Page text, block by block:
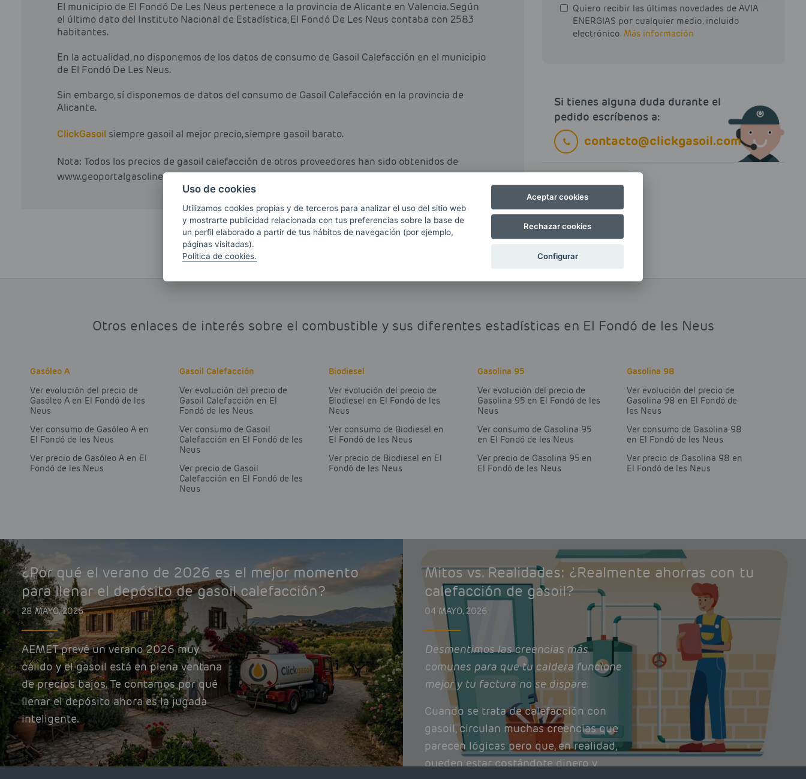
El municipio de El Fondó De Les Neus pertenece a la provincia de Alicante en Valencia. Según
el último dato del Instituto Nacional de Estadística, El Fondó De Les Neus contaba con 2583
habitantes.
En la actualidad, no disponemos de los datos de consumo de Gasoil Calefacción en el municipio
de El Fondó De Les Neus.
Sin embargo, sí disponemos de datos del consumo de Gasoil Calefacción en la provincia de
Alicante.
ClickGasoil siempre gasoil al mejor precio, siempre gasoil barato.
Nota: Todos los precios de gasoil calefacción de otros proveedores han sido obtenidos de
www.geoportalgasolineras.com.
Quiero recibir las últimas novedades de AVIA
ENERGIAS por cualquier medio, incluido
electrónico. Más información
Si tienes alguna duda durante el
pedido escríbenos a:
contacto@clickgasoil.com
Otros enlaces de interés sobre el combustible y sus diferentes estadísticas en El Fondó de les Neus
Gasóleo A
Ver evolución del precio de
Gasóleo A en El Fondó de les
Neus
Ver consumo de Gasóleo A en
El Fondó de les Neus
Ver precio de Gasóleo A en El
Fondó de les Neus
Gasoil Calefacción
Ver evolución del precio de
Gasoil Calefacción en El
Fondó de les Neus
Ver consumo de Gasoil
Calefacción en El Fondó de les
Neus
Ver precio de Gasoil
Calefacción en El Fondó de les
Neus
Biodiesel
Ver evolución del precio de
Biodiesel en El Fondó de les
Neus
Ver consumo de Biodiesel en
El Fondó de les Neus
Ver precio de Biodiesel en El
Fondó de les Neus
Gasolina 95
Ver evolución del precio de
Gasolina 95 en El Fondó de les
Neus
Ver consumo de Gasolina 95
en El Fondó de les Neus
Ver precio de Gasolina 95 en
El Fondó de les Neus
Gasolina 98
Ver evolución del precio de
Gasolina 98 en El Fondó de
les Neus
Ver consumo de Gasolina 98
en El Fondó de les Neus
Ver precio de Gasolina 98 en
El Fondó de les Neus
¿Por qué el verano de 2026 es el mejor momento
para llenar el depósito de gasoil calefacción?
28 MAYO, 2026
AEMET prevé un verano 2026 muy
cálido y el gasoil está en plena ventana
de precios bajos. Te contamos por qué
llenar el depósito ahora es la jugada
inteligente.
Mitos vs. Realidades: ¿Realmente ahorras con tu
calefacción de gasoil?
04 MAYO, 2026
Desmentimos las creencias más
comunes para que tu caldera funcione
mejor y tu factura no se dispare.
Cuando se trata de calefacción con
gasoil, circulan muchas creencias que
parecen lógicas pero que, en realidad,
pueden estar costándote dinero y
Uso de cookies
Utilizamos cookies propias y de terceros para analizar el uso del sitio web
y mostrarte publicidad relacionada con tus preferencias sobre la base de
un perfil elaborado a partir de tus hábitos de navegación (por ejemplo,
páginas visitadas).
Política de cookies.
Aceptar cookies
Rechazar cookies
Configurar